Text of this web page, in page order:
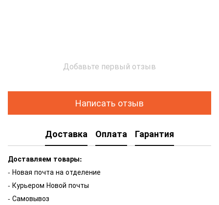
Добавьте первый отзыв
Написать отзыв
Доставка Оплата Гарантия
Доставляем товары:
- Новая почта на отделение
- Курьером Новой почты
- Самовывоз